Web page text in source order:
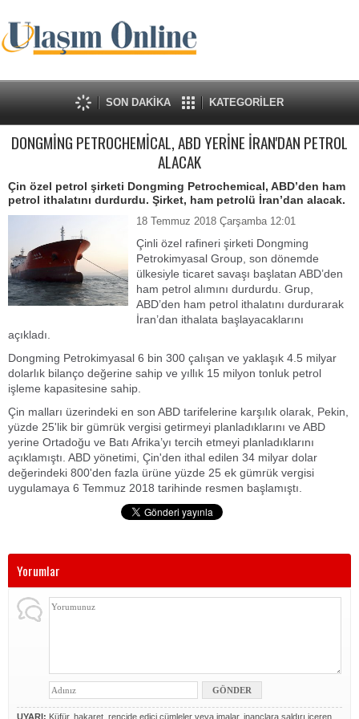
SON DAKİKA KATEGORİLER
DONGMİNG PETROCHEMİCAL, ABD YERİNE İRAN'DAN PETROL
ALACAK
Çin özel petrol şirketi Dongming Petrochemical, ABD’den ham
petrol ithalatını durdurdu. Şirket, ham petrolü İran’dan alacak.
18 Temmuz 2018 Çarşamba 12:01
Çinli özel rafineri şirketi Dongming
Petrokimyasal Group, son dönemde
ülkesiyle ticaret savaşı başlatan ABD’den
ham petrol alımını durdurdu. Grup,
ABD’den ham petrol ithalatını durdurarak
İran’dan ithalata başlayacaklarını
açıkladı.
Dongming Petrokimyasal 6 bin 300 çalışan ve yaklaşık 4.5 milyar
dolarlık bilanço değerine sahip ve yıllık 15 milyon tonluk petrol
işleme kapasitesine sahip.
Çin malları üzerindeki en son ABD tarifelerine karşılık olarak, Pekin,
yüzde 25'lik bir gümrük vergisi getirmeyi planladıklarını ve ABD
yerine Ortadoğu ve Batı Afrika’yı tercih etmeyi planladıklarını
açıklamıştı. ABD yönetimi, Çin'den ithal edilen 34 milyar dolar
değerindeki 800'den fazla ürüne yüzde 25 ek gümrük vergisi
uygulamaya 6 Temmuz 2018 tarihinde resmen başlamıştı.
Yorumlar
UYARI: Küfür, hakaret, rencide edici cümleler veya imalar, inançlara saldırı içeren,